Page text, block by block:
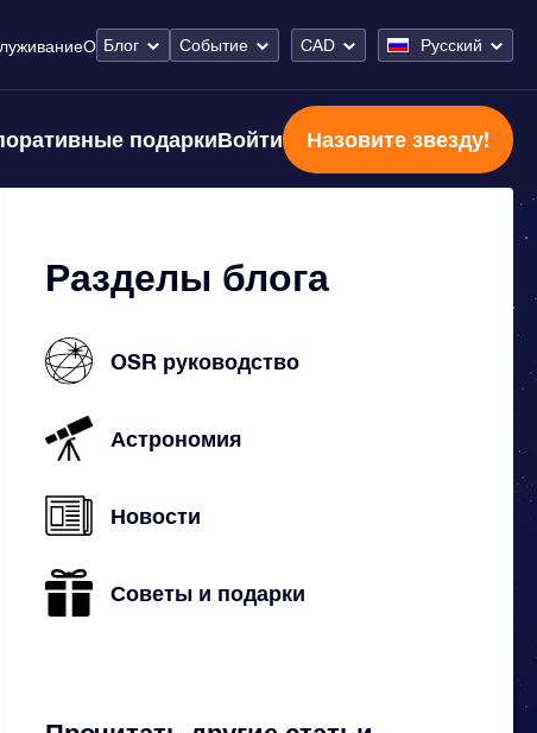
О Блог Событие CAD Русский
подаркиВойти Назовите звезду!
Разделы блога
OSR руководство
Астрономия
Новости
Советы и подарки